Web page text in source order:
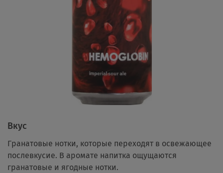
Вкус
Гранатовые нотки, которые переходят в освежающее
послевкусие. В аромате напитка ощущаются
гранатовые и ягодные нотки.